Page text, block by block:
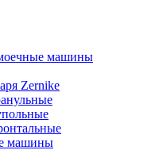
машины
Zernike
машины